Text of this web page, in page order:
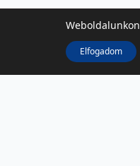
Weboldalunkon
Elfogadom